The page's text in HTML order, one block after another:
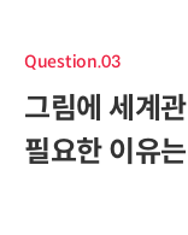
Question.03
그림에 세계
필요한 이유